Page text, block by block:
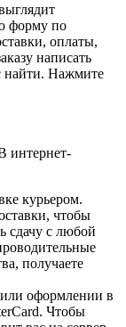
форму по
оплаты,
написать
найти. Нажмите
интернет-
курьером.
чтобы
сдачу с любой
получаете
оформлении в
Чтобы